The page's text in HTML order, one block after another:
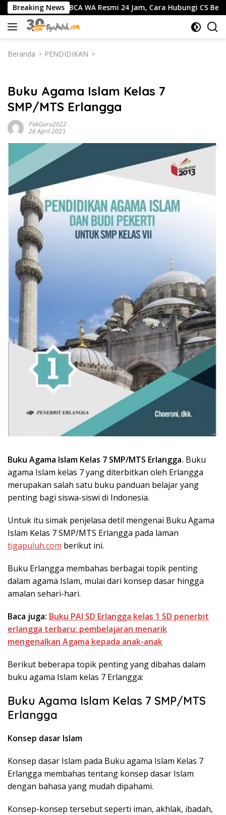
Langsung
ke
konten
Breaking News
BCA WA Resmi 24 Jam, Cara Hubungi CS Bebas Pulsa, dan
Beranda PENDIDIKAN
Buku Agama Islam Kelas 7
SMP/MTS Erlangga
PakGuru2022
26 April 2023
Buku Agama Islam Kelas 7 SMP/MTS Erlangga. Buku
agama Islam kelas 7 yang diterbitkan oleh Erlangga
merupakan salah satu buku panduan belajar yang
penting bagi siswa-siswi di Indonesia.
Untuk itu simak penjelasa detil mengenai Buku Agama
Islam Kelas 7 SMP/MTS Erlangga pada laman
tigapuluh.com berikut ini.
Buku Erlangga membahas berbagai topik penting
dalam agama Islam, mulai dari konsep dasar hingga
amalan sehari-hari.
Baca juga: Buku PAI SD Erlangga kelas 1 SD penerbit
erlangga terbaru: pembelajaran menarik
mengenalkan Agama kepada anak-anak
Berikut beberapa topik penting yang dibahas dalam
buku agama Islam kelas 7 Erlangga:
Buku Agama Islam Kelas 7 SMP/MTS
Erlangga
Konsep dasar Islam
Konsep dasar Islam pada Buku agama Islam Kelas 7
Erlangga membahas tentang konsep dasar Islam
dengan bahasa yang mudah dipahami.
Konsep-konsep tersebut seperti iman, akhlak, ibadah,